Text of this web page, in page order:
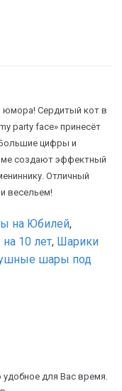
юмора! Сердитый кот в
party face» принесёт
цифры и
создают эффектный
Отличный
весельем!
на Юбилей,
10 лет, Шарики
шары под
для Вас время.